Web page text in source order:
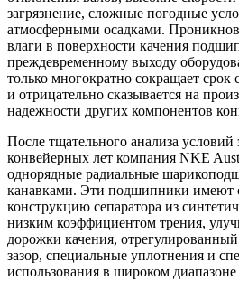
загрязнение, сложные погодные
атмосферными осадками.
влаги в поверхности качения
преждевременному выходу
только многократно сокращает
и отрицательно сказывается на
надежности других компонентов
После тщательного анализа условий
конвейерных лет компания NKE
однорядные радиальные
канавками. Эти подшипники имеют
конструкцию сепаратора из
низким коэффициентом трения,
дорожки качения,
зазор, специальные уплотнения и
использования в широком